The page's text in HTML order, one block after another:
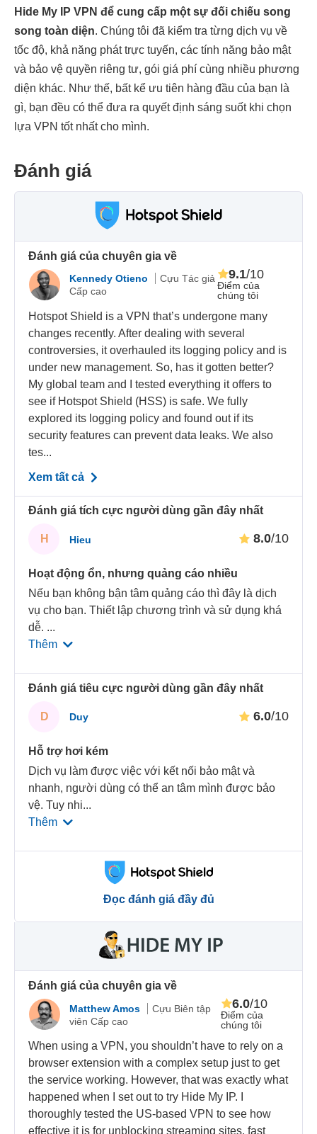
Hide My IP VPN để cung cấp một sự đối chiếu song
song toàn diện. Chúng tôi đã kiểm tra từng dịch vụ về
tốc độ, khả năng phát trực tuyến, các tính năng bảo mật
và bảo vệ quyền riêng tư, gói giá phí cùng nhiều phương
diện khác. Như thế, bất kể ưu tiên hàng đầu của bạn là
gì, bạn đều có thể đưa ra quyết định sáng suốt khi chọn
lựa VPN tốt nhất cho mình.
Đánh giá
Đánh giá của chuyên gia về
Kennedy Otieno
Cựu Tác giả
Cấp cao
Điểm của
chúng tôi
9.1/10
Hotspot Shield is a VPN that’s undergone many
changes recently. After dealing with several
controversies, it overhauled its logging policy and is
under new management. So, has it gotten better?
My global team and I tested everything it offers to
see if Hotspot Shield (HSS) is safe. We fully
explored its logging policy and found out if its
security features can prevent data leaks. We also
tes...
Xem tất cả
Đánh giá tích cực người dùng gần đây nhất
H Hieu 8.0/10
Hoạt động ổn, nhưng quảng cáo nhiều
Nếu bạn không bận tâm quảng cáo thì đây là dịch
vụ cho bạn. Thiết lập chương trình và sử dụng khá
dễ. ...
Thêm
Đánh giá tiêu cực người dùng gần đây nhất
D Duy 6.0/10
Hỗ trợ hơi kém
Dịch vụ làm được việc với kết nối bảo mật và
nhanh, người dùng có thể an tâm mình được bảo
vệ. Tuy nhi...
Thêm
Đọc đánh giá đầy đủ
Đánh giá của chuyên gia về
Matthew Amos
Cựu Biên tập
viên Cấp cao
Điểm của
chúng tôi
6.0/10
When using a VPN, you shouldn’t have to rely on a
browser extension with a complex setup just to get
the service working. However, that was exactly what
happened when I set out to try Hide My IP. I
thoroughly tested the US-based VPN to see how
effective it is for unblocking streaming sites, fast